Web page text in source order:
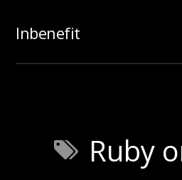
Inbenefit
Ruby